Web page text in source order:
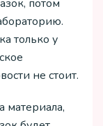
потом
только у
не стоит.
материала,